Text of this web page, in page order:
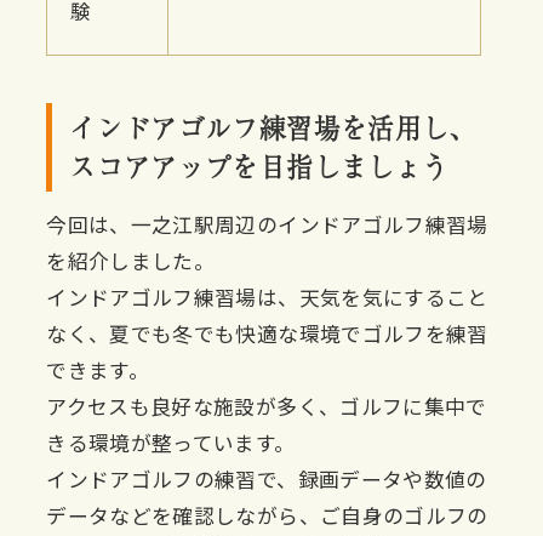
験
インドアゴルフ練習場を活用し、
スコアアップを目指しましょう
今回は、一之江駅周辺のインドアゴルフ練習場
を紹介しました。
インドアゴルフ練習場は、天気を気にすること
なく、夏でも冬でも快適な環境でゴルフを練習
できます。
アクセスも良好な施設が多く、ゴルフに集中で
きる環境が整っています。
インドアゴルフの練習で、録画データや数値の
データなどを確認しながら、ご自身のゴルフの